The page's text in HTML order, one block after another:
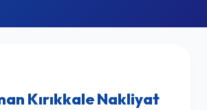
Kırıkkale Nakliyat